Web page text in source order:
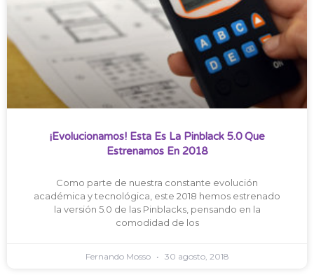
¡Evolucionamos! Esta Es La Pinblack 5.0 Que
Estrenamos En 2018
Como parte de nuestra constante evolución
académica y tecnológica, este 2018 hemos estrenado
la versión 5.0 de las Pinblacks, pensando en la
comodidad de los
Fernando Mosso 30 agosto, 2018